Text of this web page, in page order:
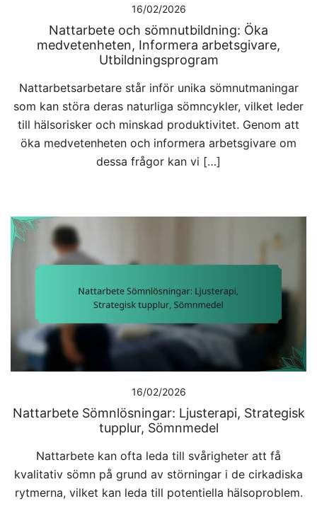
16/02/2026
Nattarbete och sömnutbildning: Öka
medvetenheten, Informera arbetsgivare,
Utbildningsprogram
Nattarbetsarbetare står inför unika sömnutmaningar
som kan störa deras naturliga sömncykler, vilket leder
till hälsorisker och minskad produktivitet. Genom att
öka medvetenheten och informera arbetsgivare om
dessa frågor kan vi […]
16/02/2026
Nattarbete Sömnlösningar: Ljusterapi, Strategisk
tupplur, Sömnmedel
Nattarbete kan ofta leda till svårigheter att få
kvalitativ sömn på grund av störningar i de cirkadiska
rytmerna, vilket kan leda till potentiella hälsoproblem.